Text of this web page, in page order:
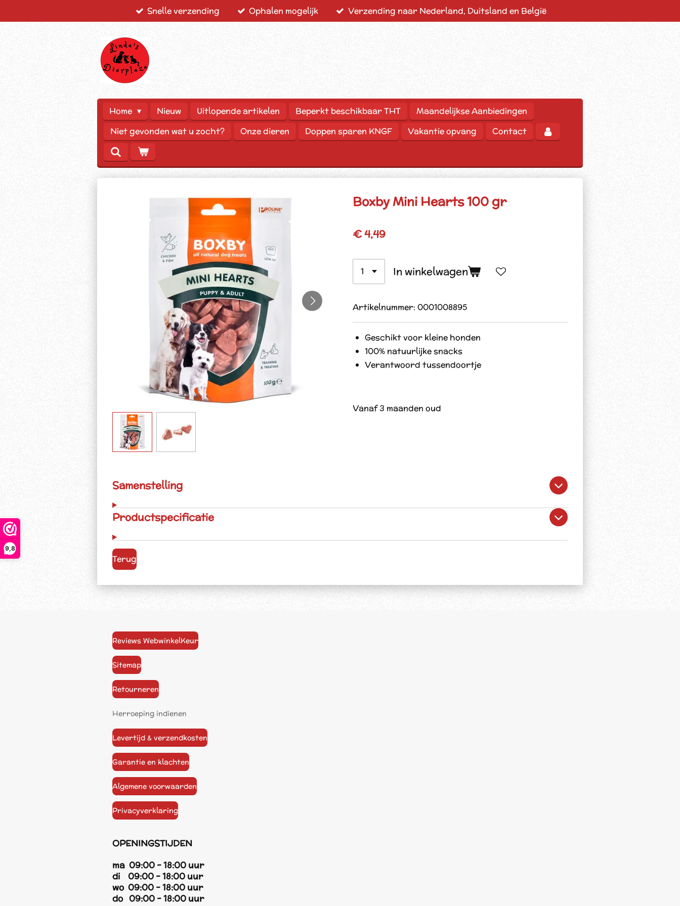
9,8
Snelle verzending Ophalen mogelijk Verzending naar Nederland, Duitsland en België
Home Nieuw Uitlopende artikelen Beperkt beschikbaar THT
Maandelijkse Aanbiedingen
Niet gevonden wat u zocht?
Onze dieren Doppen sparen KNGF Vakantie opvang Contact
Boxby Mini Hearts 100 gr
€ 4,49
In winkelwagen
Artikelnummer: 0001008895
Geschikt voor kleine honden
100% natuurlijke snacks
Verantwoord tussendoortje
Vanaf 3 maanden oud
Samenstelling
Productspecificatie
Terug
Reviews WebwinkelKeur
Sitemap
Retourneren
Herroeping indienen
Levertijd & verzendkosten
Garantie en klachten
Algemene voorwaarden
Privacyverklaring
OPENINGSTIJDEN
ma 09:00 - 18:00 uur
di 09:00 - 18:00 uur
wo 09:00 - 18:00 uur
do 09:00 - 18:00 uur